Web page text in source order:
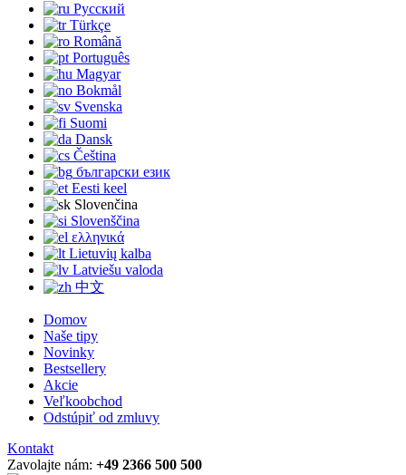
Русский
Türkçe
Română
Português
Magyar
Bokmål
Svenska
Suomi
Dansk
Čeština
български език
Eesti keel
Slovenčina
Slovenščina
ελληνικά
Lietuvių kalba
Latviešu valoda
中文
Domov
Naše tipy
Novinky
Bestsellery
Akcie
Veľkoobchod
Odstúpiť od zmluvy
Kontakt
Zavolajte nám: +49 2366 500 500